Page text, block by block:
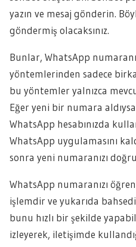
yazın ve mesaj gönderin.
göndermiş olacaksınız.
Bunlar, WhatsApp
yöntemlerinden sadece
bu yöntemler yalnızca
Eğer yeni bir numara
WhatsApp hesabınızda
WhatsApp uygulamasını
sonra yeni numaranızı
WhatsApp numaranızı
işlemdir ve yukarıda
bunu hızlı bir şekilde
izleyerek, iletişimde